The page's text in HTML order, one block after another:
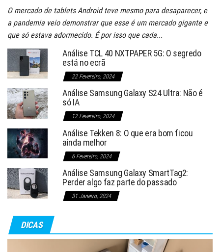
O mercado de tablets Android teve mesmo para desaparecer, e
a pandemia veio demonstrar que esse é um mercado gigante e
que só estava adormecido. É por isso que cada...
Análise TCL 40 NXTPAPER 5G: O segredo
está no ecrã
22 Fevereiro, 2024
Análise Samsung Galaxy S24 Ultra: Não é
só IA
12 Fevereiro, 2024
Análise Tekken 8: O que era bom ficou
ainda melhor
6 Fevereiro, 2024
Análise Samsung Galaxy SmartTag2:
Perder algo faz parte do passado
31 Janeiro, 2024
DICAS